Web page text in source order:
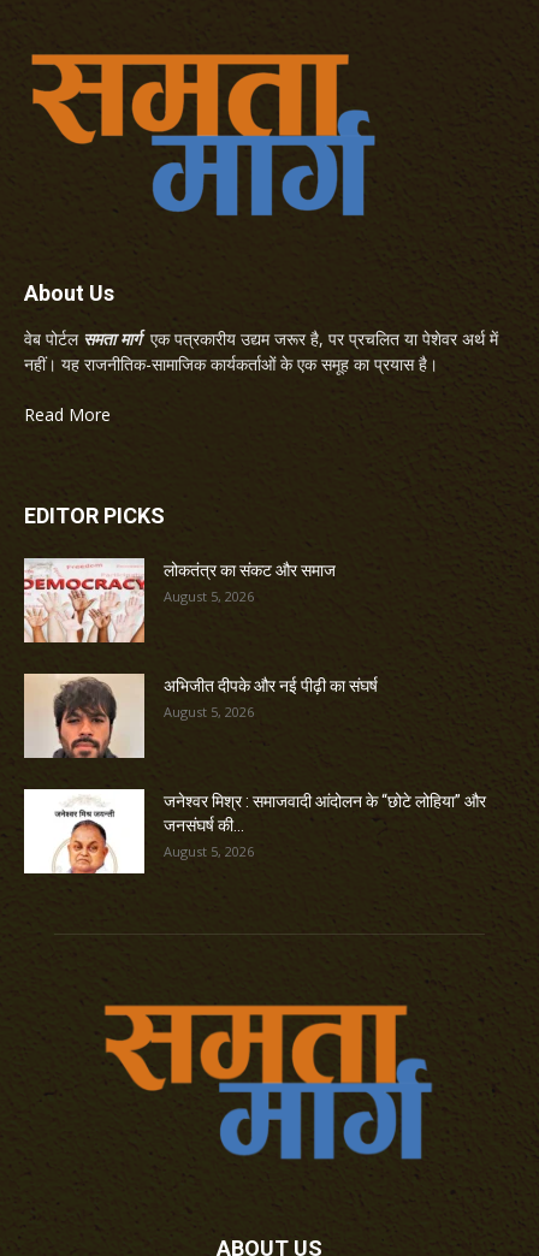
About Us
वेब पोर्टल समता मार्गएक पत्रकारीय उद्यम जरूर है, पर प्रचलित या पेशेवर अर्थ में
नहीं। यह राजनीतिक-सामाजिक कार्यकर्ताओं के एक समूह का प्रयास है।
Read More
EDITOR PICKS
लोकतंत्र का संकट और समाज
August 5, 2026
अभिजीत दीपके और नई पीढ़ी का संघर्ष
August 5, 2026
जनेश्वर मिश्र : समाजवादी आंदोलन के “छोटे लोहिया” और
जनसंघर्ष की...
August 5, 2026
ABOUT US